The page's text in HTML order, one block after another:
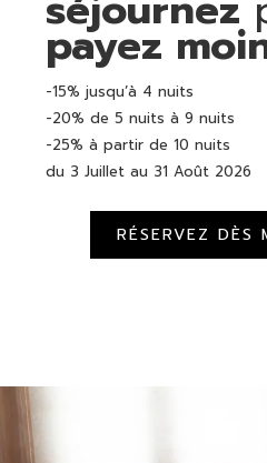
payez
-15% jusqu’à 4 nuits
-20% de 5 nuits à 9 nuits
-25% à partir de 10 nuits
du 3 Juillet au 31 Août 2026
RÉSERVEZ DÈS